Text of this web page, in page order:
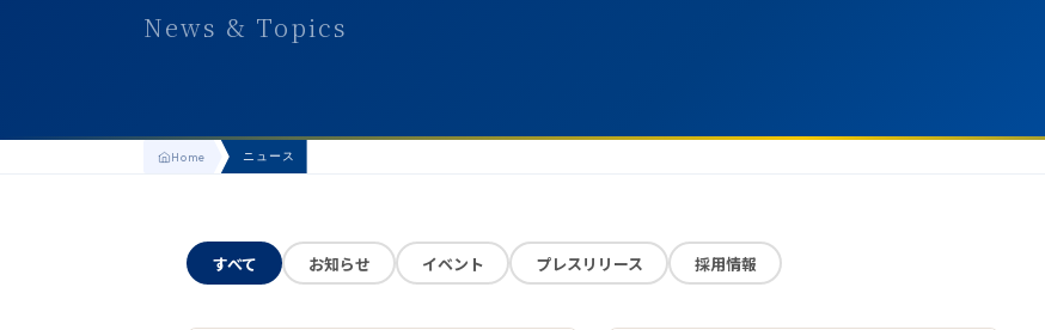
News & Topics
Home ニュース
すべて お知らせ イベント プレスリリース 採用情報